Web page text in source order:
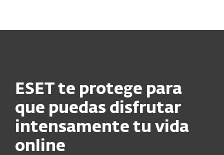
ESET te protege para
que puedas disfrutar
intensamente tu vida
online